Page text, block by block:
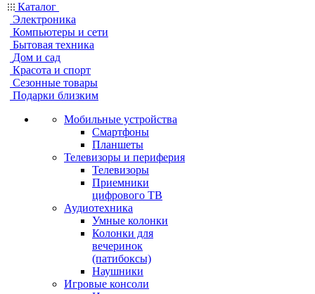
Каталог
Электроника
Компьютеры и сети
Бытовая техника
Дом и сад
Красота и спорт
Сезонные товары
Подарки близким
Мобильные устройства
Смартфоны
Планшеты
Телевизоры и периферия
Телевизоры
Приемники
цифрового ТВ
Аудиотехника
Умные колонки
Колонки для
вечеринок
(патибоксы)
Наушники
Игровые консоли